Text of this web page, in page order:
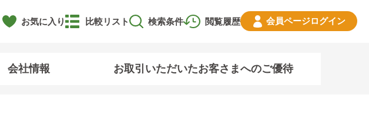
お気に入り 閲覧履歴
比較リスト 検索条件 会員ページログイン
会社情報 お取引いただいたお客さまへのご優待